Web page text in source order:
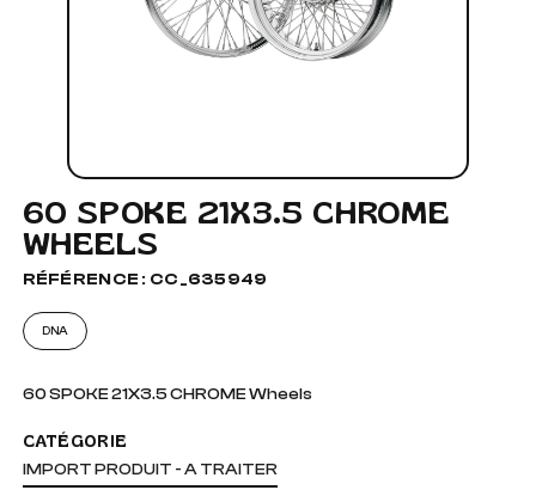
60 SPOKE 21X3.5 CHROME
WHEELS
RÉFÉRENCE : CC_635949
DNA
60 SPOKE 21X3.5 CHROME Wheels
CATÉGORIE
IMPORT PRODUIT - A TRAITER